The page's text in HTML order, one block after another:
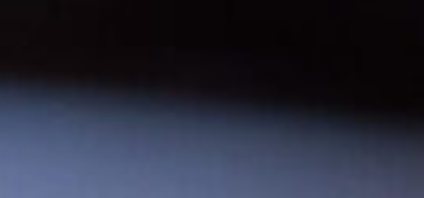
20 Personen reichen ungefähr 10-11 XL-
Aufstriche, Salate, Fingerfood.